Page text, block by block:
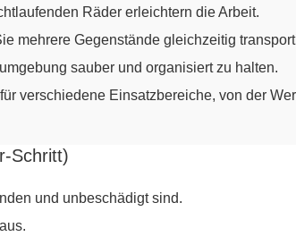
Räder erleichtern die Arbeit.
mehrere Gegenstände gleichzeitig
sauber und organisiert zu halten.
verschiedene Einsatzbereiche, von der
Schritt)
und unbeschädigt sind.